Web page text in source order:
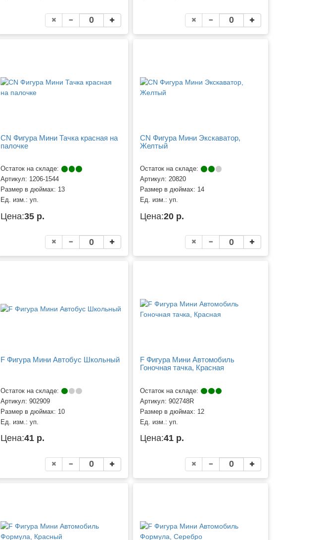
CN Фигура Мини Тачка красная на
палочке
Остаток на складе:
Артикул: 1206-1544
Размер в дюймах: 13
Ед. изм.: уп.
Цена:35 р.
CN Фигура Мини Экскаватор,
Желтый
Остаток на складе:
Артикул:20820
Размер в дюймах: 14
Ед. изм.:уп.
Цена:20 р.
F Фигура Мини Автобус Школьный
Остаток на складе:
Артикул: 902909
Размер в дюймах: 10
Ед. изм.: уп.
Цена:41 р.
F Фигура Мини Автомобиль
Гоночная тачка, Красная
Остаток на складе:
Артикул:902748R
Размер в дюймах: 12
Ед. изм.:уп.
Цена:41 р.